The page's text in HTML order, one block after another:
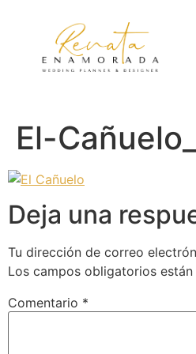
El-
Deja una
Tu dirección de correo
Los campos obligatorios
Comentario *